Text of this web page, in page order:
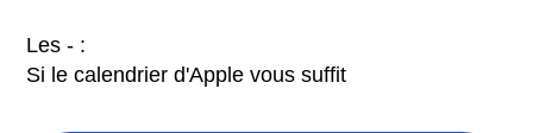
Les - :
Si le calendrier d'Apple vous suffit